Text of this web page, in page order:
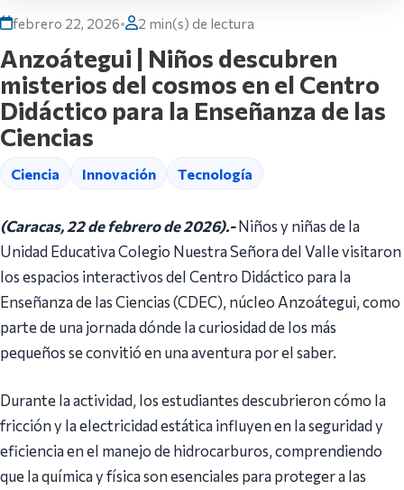
febrero 22, 2026• 2 min(s) de lectura
Anzoátegui | Niños descubren
misterios del cosmos en el Centro
Didáctico para la Enseñanza de las
Ciencias
Ciencia Innovación Tecnología
(Caracas, 22 de febrero de 2026).-Niños y niñas de la
Unidad Educativa Colegio Nuestra Señora del Valle visitaron
los espacios interactivos del Centro Didáctico para la
Enseñanza de las Ciencias (CDEC), núcleo Anzoátegui, como
parte de una jornada dónde la curiosidad de los más
pequeños se convitió en una aventura por el saber.
Durante la actividad, los estudiantes descubrieron cómo la
fricción y la electricidad estática influyen en la seguridad y
eficiencia en el manejo de hidrocarburos, comprendiendo
que la química y física son esenciales para proteger a las